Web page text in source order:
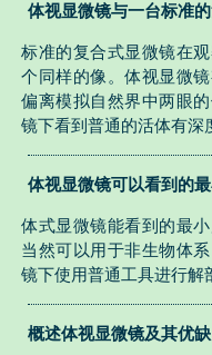
体视显微镜与一台标准
标准的复合式显微镜在
个同样的像。体视显微
偏离模拟自然界中两眼
镜下看到普通的活体有深
体视显微镜可以看到的
体式显微镜能看到的最
当然可以用于非生物体
镜下使用普通工具进行解
概述体视显微镜及其优